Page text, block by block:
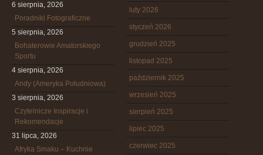
6 sierpnia, 2026
Poradniki Fotograficzne
5 sierpnia, 2026
Bohaterowie Amatorskiego
Sportu
4 sierpnia, 2026
Andy (Ameryka Południowa)
3 sierpnia, 2026
Czytelnicze Inspiracje i
Rekomendacje
31 lipca, 2026
Afryka Smaku – Kuchnie
luty 2026
styczeń 2026
grudzień 2025
listopad 2025
październik 2025
wrzesień 2025
sierpień 2025
lipiec 2025
czerwiec 2025